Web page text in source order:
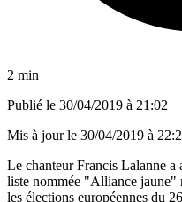
2 min
Publié le 30/04/2019 à 21:02
Mis à jour le 30/04/2019 à
Le chanteur Francis Lalanne a
liste nommée "Alliance jaune"
les élections européennes du